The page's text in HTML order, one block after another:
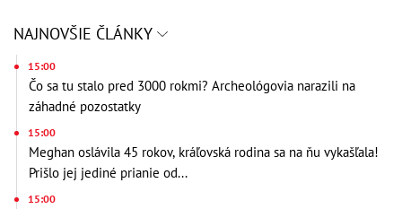
NAJNOVŠIE ČLÁNKY
15:00
Čo sa tu stalo pred 3000 rokmi? Archeológovia narazili na
záhadné pozostatky
15:00
Meghan oslávila 45 rokov, kráľovská rodina sa na ňu vykašľala!
Prišlo jej jediné prianie od...
15:00